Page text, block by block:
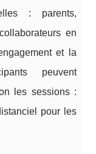
: parents,
en
et la
peuvent
les sessions :
pour les